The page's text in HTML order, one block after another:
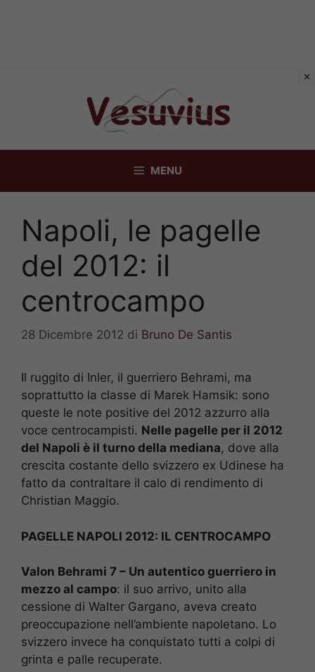
MENU
Napoli, le pagelle
del 2012: il
centrocampo
28 Dicembre 2012 di Bruno De Santis
Il ruggito di Inler, il guerriero Behrami, ma
soprattutto la classe di Marek Hamsik: sono
queste le note positive del 2012 azzurro alla
voce centrocampisti. Nelle pagelle per il 2012
del Napoli è il turno della mediana, dove alla
crescita costante dello svizzero ex Udinese ha
fatto da contraltare il calo di rendimento di
Christian Maggio.
PAGELLE NAPOLI 2012: IL CENTROCAMPO
Valon Behrami 7 – Un autentico guerriero in
mezzo al campo: il suo arrivo, unito alla
cessione di Walter Gargano, aveva creato
preoccupazione nell’ambiente napoletano. Lo
svizzero invece ha conquistato tutti a colpi di
grinta e palle recuperate.